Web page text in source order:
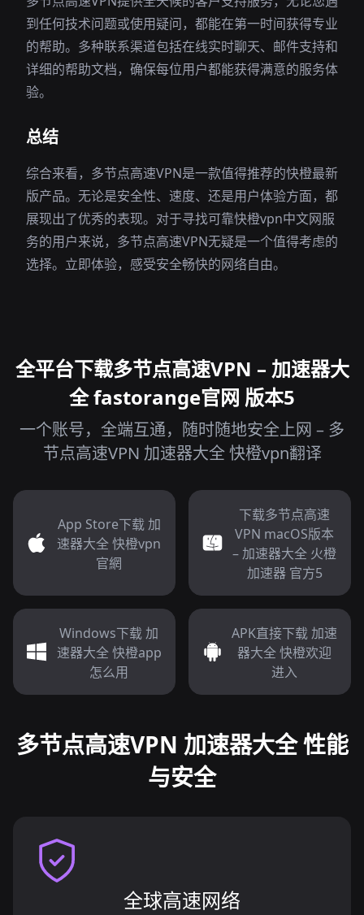
到任何技术问题或使用疑问，都能在第一时间获得专业
的帮助。多种联系渠道包括在线实时聊天、邮件支持和
详细的帮助文档，确保每位用户都能获得满意的服务体
验。
总结
综合来看，多节点高速VPN是一款值得推荐的快橙最新
版产品。无论是安全性、速度、还是用户体验方面，都
展现出了优秀的表现。对于寻找可靠快橙vpn中文网服
务的用户来说，多节点高速VPN无疑是一个值得考虑的
选择。立即体验，感受安全畅快的网络自由。
全平台下载多节点高速VPN – 加速器大
全 fastorange官网 版本5
一个账号，全端互通，随时随地安全上网 – 多
节点高速VPN 加速器大全 快橙vpn翻译
App Store下载 加
速器大全 快橙vpn
官網
下载多节点高速
VPN macOS版本
– 加速器大全 火橙
加速器 官方5
Windows下载 加
速器大全 快橙app
怎么用
APK直接下载 加速
器大全 快橙欢迎
进入
多节点高速VPN 加速器大全 性能
与安全
全球高速网络